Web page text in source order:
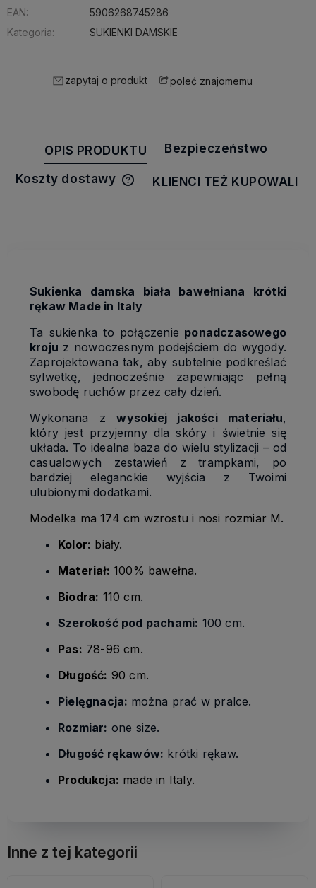
EAN:
5906268745286
Kategoria:
SUKIENKI DAMSKIE
zapytaj o produkt poleć znajomemu
OPIS PRODUKTU Bezpieczeństwo
Koszty dostawy
Cena nie zawiera ewentualnych
KLIENCI TEŻ KUPOWALI
Sukienka damska biała bawełniana krótki
rękaw Made in Italy
Ta sukienka to połączenie ponadczasowego
kroju z nowoczesnym podejściem do wygody.
Zaprojektowana tak, aby subtelnie podkreślać
sylwetkę, jednocześnie zapewniając pełną
swobodę ruchów przez cały dzień.
Wykonana zwysokiej jakości materiału,
który jest przyjemny dla skóry i świetnie się
układa. To idealna baza do wielu stylizacji – od
casualowych zestawień z trampkami, po
bardziej eleganckie wyjścia z Twoimi
ulubionymi dodatkami.
Modelka ma 174 cm wzrostu i nosi rozmiar M.
Kolor: biały.
Materiał: 100% bawełna.
Biodra: 110 cm.
Szerokość pod pachami: 100 cm.
Pas: 78-96 cm.
Długość: 90 cm.
Pielęgnacja: można prać w pralce.
Rozmiar: one size.
Długość rękawów: krótki rękaw.
Produkcja: made in Italy.
Inne z tej kategorii